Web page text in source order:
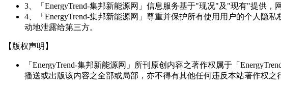
3、「EnergyTrend-集邦新能源网」信息服务基于"现况"及"现有"提供，
4、「EnergyTrend-集邦新能源网」尊重并保护所有使用用户的个人隐
动地泄露给第三方。
【版权声明】
「EnergyTrend-集邦新能源网」所刊原创内容之著作权属于「
播送或出版该内容之全部或局部，亦不得有其他任何违反本站著作权之